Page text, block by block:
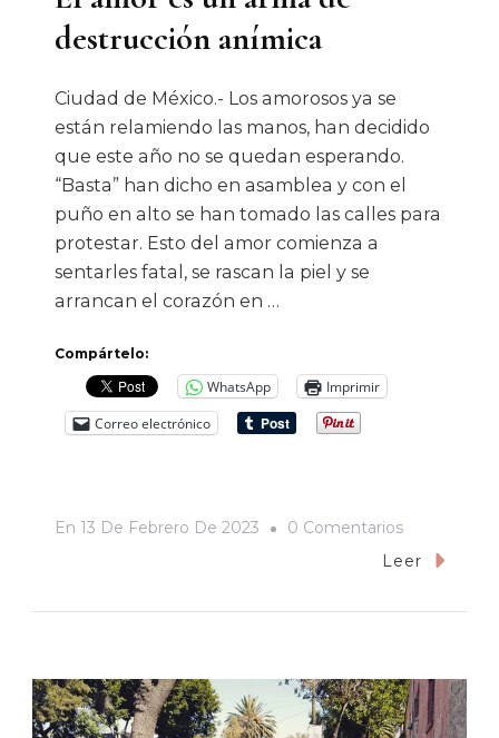
destrucción anímica
Ciudad de México.- Los amorosos ya se
están relamiendo las manos, han decidido
que este año no se quedan esperando.
“Basta” han dicho en asamblea y con el
puño en alto se han tomado las calles para
protestar. Esto del amor comienza a
sentarles fatal, se rascan la piel y se
arrancan el corazón en …
Compártelo:
WhatsApp
Imprimir
Correo electrónico
En 13 De Febrero De 2023 0 ComentariosEn
El
Arma
De
Leer